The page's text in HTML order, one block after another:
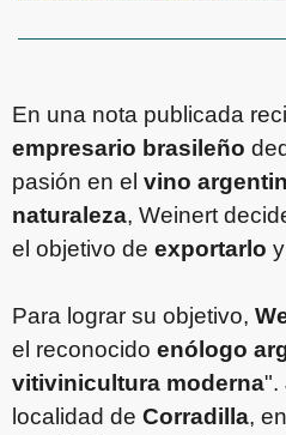
En una nota publicada
empresario brasileño
pasión en el vino
naturaleza, Weinert
el objetivo de exportarlo
Para lograr su objetivo,
el reconocido enólogo
vitivinicultura moderna".
localidad de Corradilla,